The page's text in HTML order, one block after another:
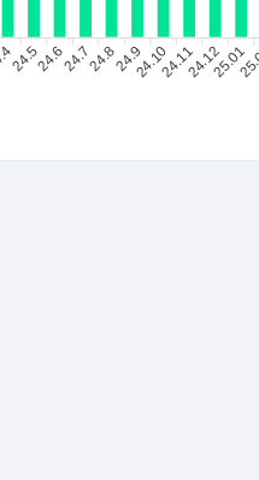
24.524.624.724.824.924.1024.1124.1225.01